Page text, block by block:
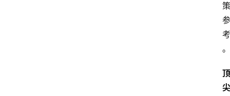
策
参
考
。
顶
尖